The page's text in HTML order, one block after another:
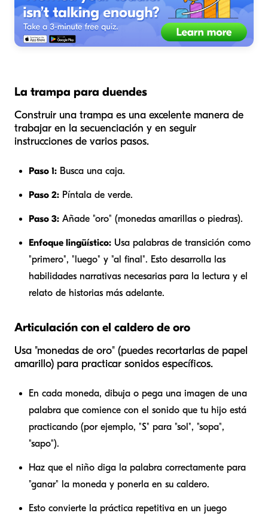
La trampa para duendes
Construir una trampa es una excelente manera de
trabajar en la secuenciación y en seguir
instrucciones de varios pasos.
Paso 1: Busca una caja.
Paso 2: Píntala de verde.
Paso 3: Añade "oro" (monedas amarillas o piedras).
Enfoque lingüístico: Usa palabras de transición como
"primero", "luego" y "al final". Esto desarrolla las
habilidades narrativas necesarias para la lectura y el
relato de historias más adelante.
Articulación con el caldero de oro
Usa "monedas de oro" (puedes recortarlas de papel
amarillo) para practicar sonidos específicos.
En cada moneda, dibuja o pega una imagen de una
palabra que comience con el sonido que tu hijo está
practicando (por ejemplo, "S" para "sol", "sopa",
"sapo").
Haz que el niño diga la palabra correctamente para
"ganar" la moneda y ponerla en su caldero.
Esto convierte la práctica repetitiva en un juego